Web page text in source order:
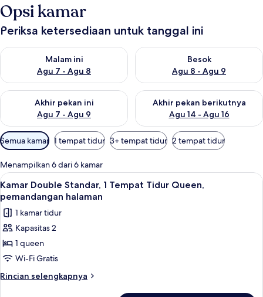
Opsi kamar
Periksa ketersediaan untuk tanggal ini
Malam ini
Agu 7 - Agu 8
Periksa ketersediaan untuk malam ini Agu 7 - Agu 8
Besok
Agu 8 - Agu 9
Periksa ketersediaan untuk
Akhir pekan ini
Agu 7 - Agu 9
Periksa ketersediaan untuk akhir pekan ini Agu 7 - Agu 9
Akhir pekan berikutnya
Agu 14 - Agu 16
Periksa ketersediaan untuk
Filter
tersedia
untuk
kamar
Semua kamar 1 tempat tidur 3+ tempat tidur 2 tempat tidur
Menampilkan 6 dari 6 kamar
Lihat
semua
foto
untuk
Kamar
Double
Standar,
1
Tempat tidur lipat/tambahan, Wi-Fi
6
Kamar Double Standar, 1 Tempat Tidur Queen,
pemandangan halaman
1 kamar tidur
Kapasitas 2
1 queen
Wi-Fi Gratis
Rincian selengkapnya
Rincian